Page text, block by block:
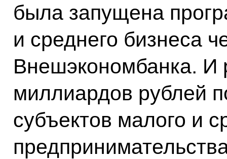
была запущена
и среднего бизнеса
Внешэкономбанка. И
миллиардов рублей
субъектов малого и